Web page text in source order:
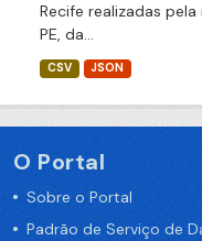
Recife realizadas
PE, da...
CSV JSON
O Portal
Sobre o Portal
Padrão de Serviço de